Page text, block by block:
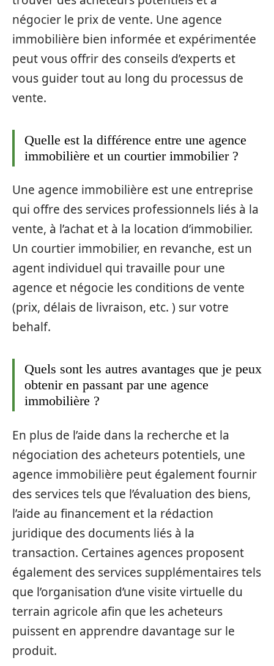
négocier le prix de vente. Une agence
immobilière bien informée et expérimentée
peut vous offrir des conseils d’experts et
vous guider tout au long du processus de
vente.
Quelle est la différence entre une agence
immobilière et un courtier immobilier ?
Une agence immobilière est une entreprise
qui offre des services professionnels liés à la
vente, à l’achat et à la location d’immobilier.
Un courtier immobilier, en revanche, est un
agent individuel qui travaille pour une
agence et négocie les conditions de vente
(prix, délais de livraison, etc. ) sur votre
behalf.
Quels sont les autres avantages que je peux
obtenir en passant par une agence
immobilière ?
En plus de l’aide dans la recherche et la
négociation des acheteurs potentiels, une
agence immobilière peut également fournir
des services tels que l’évaluation des biens,
l’aide au financement et la rédaction
juridique des documents liés à la
transaction. Certaines agences proposent
également des services supplémentaires tels
que l’organisation d’une visite virtuelle du
terrain agricole afin que les acheteurs
puissent en apprendre davantage sur le
produit.